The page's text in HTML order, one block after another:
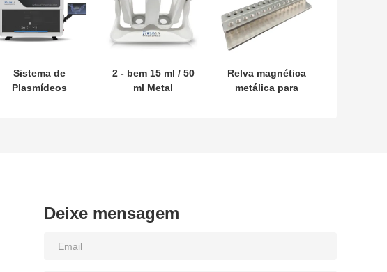
Sistema de
Plasmídeos
2 - bem 15 ml / 50
ml Metal
Relva magnética
metálica para
Deixe mensagem